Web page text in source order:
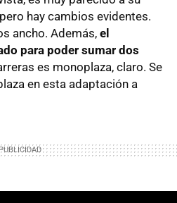
hay cambios evidentes.
ancho. Además, el
para poder sumar dos
es monoplaza, claro. Se
en esta adaptación a